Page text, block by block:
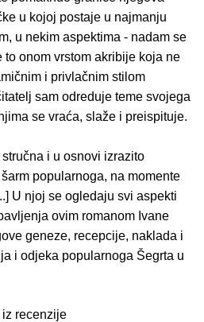
u kojoj postaje u najmanju
u nekim aspektima - nadam se
onom vrstom akribije koja ne
i privlačnim stilom
sam odreduje teme svojega
se vraća, slaže i preispituje.
i u osnovi izrazito
popularnoga, na momente
U njoj se ogledaju svi aspekti
ovim romanom Ivane
geneze, recepcije, naklada i
i odjeka popularnoga Šegrta u
iz recenzije